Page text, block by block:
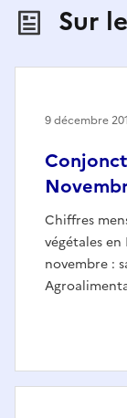
Sur
Chiffres
végétales
novembre :
9 décembre